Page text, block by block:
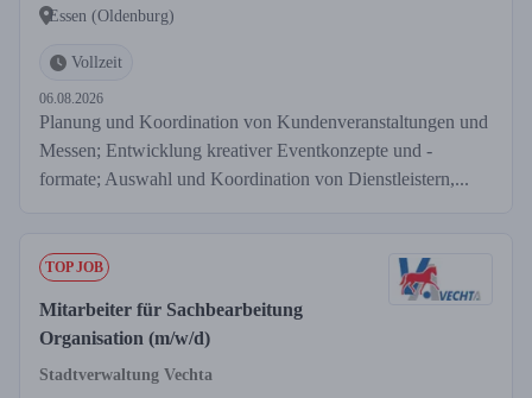
Essen (Oldenburg)
Vollzeit
06.08.2026
Planung und Koordination von Kundenveranstaltungen und
Messen; Entwicklung kreativer Eventkonzepte und -
formate; Auswahl und Koordination von Dienstleistern,...
TOP JOB
Mitarbeiter für Sachbearbeitung
Organisation (m/w/d)
Stadtverwaltung Vechta